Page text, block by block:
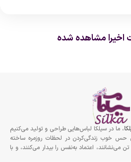
مشاهده شده
، ما در سیلکا لباس‌هایی طراحی و تولید می‌کنیم
حس خوب زندگی‌کردن در لحظات روزمره ساخته
می‌نشانند، اعتماد به‌نفس را بیدار می‌کنند، و با